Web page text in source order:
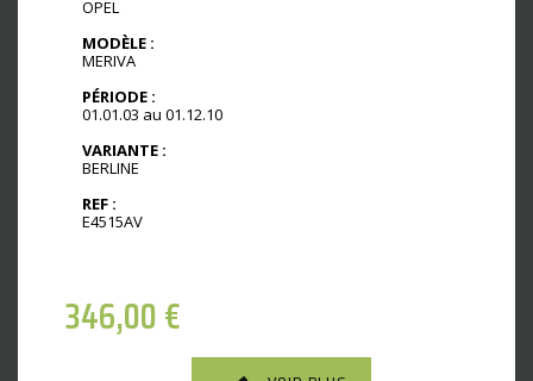
OPEL
MODÈLE :
MERIVA
PÉRIODE :
01.01.03 au 01.12.10
VARIANTE :
BERLINE
REF :
E4515AV
346,00€